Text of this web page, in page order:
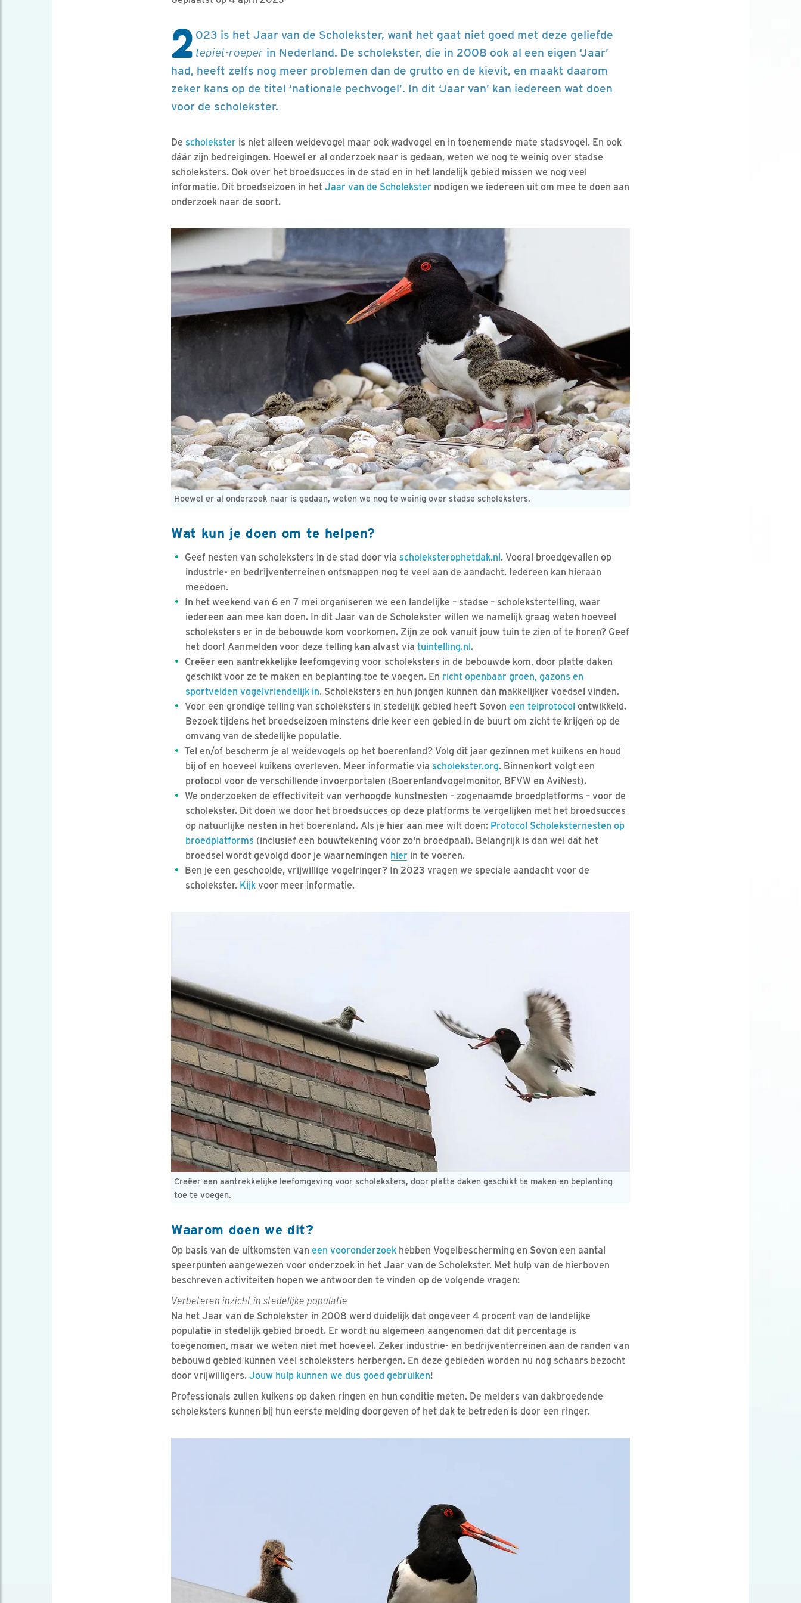
2 023 is het Jaar van de Scholekster, want het gaat niet goed met deze geliefde
tepiet-roeper in Nederland. De scholekster, die in 2008 ook al een eigen ‘Jaar’
had, heeft zelfs nog meer problemen dan de grutto en de kievit, en maakt daarom
zeker kans op de titel ‘nationale pechvogel’. In dit ‘Jaar van’ kan iedereen wat doen
voor de scholekster.
De scholekster is niet alleen weidevogel maar ook wadvogel en in toenemende mate stadsvogel. En ook
dáár zijn bedreigingen. Hoewel er al onderzoek naar is gedaan, weten we nog te weinig over stadse
scholeksters. Ook over het broedsucces in de stad en in het landelijk gebied missen we nog veel
informatie. Dit broedseizoen in het Jaar van de Scholekster nodigen we iedereen uit om mee te doen aan
onderzoek naar de soort.
Hoewel er al onderzoek naar is gedaan, weten we nog te weinig over stadse scholeksters.
Wat kun je doen om te helpen?
Geef nesten van scholeksters in de stad door via scholeksterophetdak.nl. Vooral broedgevallen op
industrie- en bedrijventerreinen ontsnappen nog te veel aan de aandacht. Iedereen kan hieraan
meedoen.
In het weekend van 6 en 7 mei organiseren we een landelijke – stadse – scholekstertelling, waar
iedereen aan mee kan doen. In dit Jaar van de Scholekster willen we namelijk graag weten hoeveel
scholeksters er in de bebouwde kom voorkomen. Zijn ze ook vanuit jouw tuin te zien of te horen? Geef
het door! Aanmelden voor deze telling kan alvast via tuintelling.nl.
Creëer een aantrekkelijke leefomgeving voor scholeksters in de bebouwde kom, door platte daken
geschikt voor ze te maken en beplanting toe te voegen. En richt openbaar groen, gazons en
sportvelden vogelvriendelijk in. Scholeksters en hun jongen kunnen dan makkelijker voedsel vinden.
Voor een grondige telling van scholeksters in stedelijk gebied heeft Sovoneen telprotocol ontwikkeld.
Bezoek tijdens het broedseizoen minstens drie keer een gebied in de buurt om zicht te krijgen op de
omvang van de stedelijke populatie.
Tel en/of bescherm je al weidevogels op het boerenland? Volg dit jaar gezinnen met kuikens en houd
bij of en hoeveel kuikens overleven. Meer informatie via scholekster.org. Binnenkort volgt een
protocol voor de verschillende invoerportalen (Boerenlandvogelmonitor, BFVW en AviNest).
We onderzoeken de effectiviteit van verhoogde kunstnesten – zogenaamde broedplatforms – voor de
scholekster. Dit doen we door het broedsucces op deze platforms te vergelijken met het broedsucces
op natuurlijke nesten in het boerenland. Als je hier aan mee wilt doen: Protocol Scholeksternesten op
broedplatforms (inclusief een bouwtekening voor zo'n broedpaal). Belangrijk is dan wel dat het
broedsel wordt gevolgd door je waarnemingen hier in te voeren.
Ben je een geschoolde, vrijwillige vogelringer? In 2023 vragen we speciale aandacht voor de
scholekster. Kijk voor meer informatie.
Creëer een aantrekkelijke leefomgeving voor scholeksters, door platte daken geschikt te maken en beplanting
toe te voegen.
Waarom doen we dit?
Op basis van de uitkomsten van een vooronderzoek hebben Vogelbescherming en Sovon een aantal
speerpunten aangewezen voor onderzoek in het Jaar van de Scholekster. Met hulp van de hierboven
beschreven activiteiten hopen we antwoorden te vinden op de volgende vragen:
Verbeteren inzicht in stedelijke populatie
Na het Jaar van de Scholekster in 2008 werd duidelijk dat ongeveer 4 procent van de landelijke
populatie in stedelijk gebied broedt. Er wordt nu algemeen aangenomen dat dit percentage is
toegenomen, maar we weten niet met hoeveel. Zeker industrie- en bedrijventerreinen aan de randen van
bebouwd gebied kunnen veel scholeksters herbergen. En deze gebieden worden nu nog schaars bezocht
door vrijwilligers. Jouw hulp kunnen we dus goed gebruiken!
Professionals zullen kuikens op daken ringen en hun conditie meten. De melders van dakbroedende
scholeksters kunnen bij hun eerste melding doorgeven of het dak te betreden is door een ringer.